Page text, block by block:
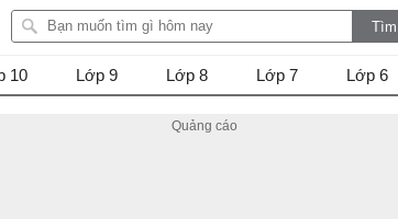
10 Lớp 9 Lớp 8 Lớp 7 Lớp 6